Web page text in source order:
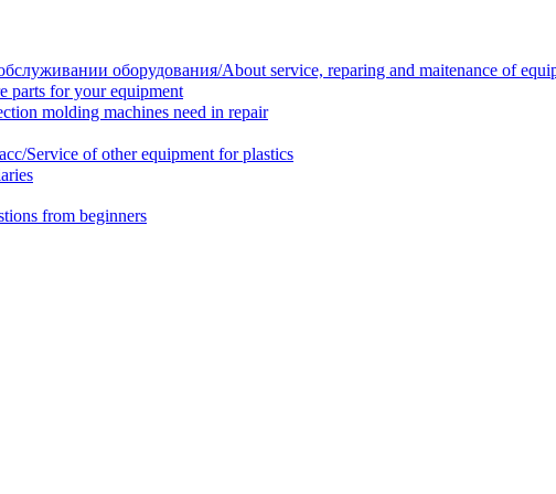
оборудования/About service, reparing and maitenance of
parts for your equipment
molding machines need in repair
Service of other equipment for plastics
from beginners